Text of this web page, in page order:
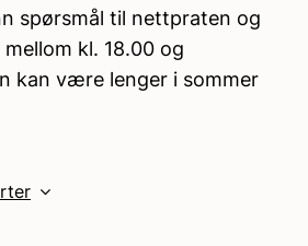
spørsmål til nettpraten og
kl. 18.00 og
kan være lenger i sommer